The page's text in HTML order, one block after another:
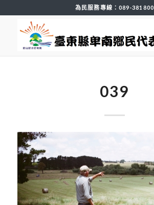
為民服務專線： 089-381800
039